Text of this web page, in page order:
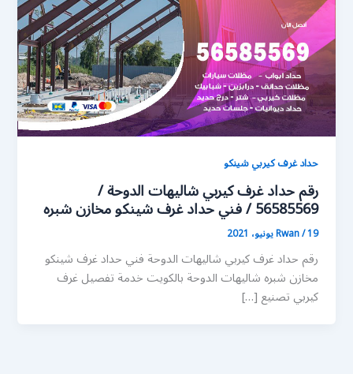
حداد غرف كيربي شينكو
رقم حداد غرف كيربي شاليهات الدوحة /
56585569 / فني حداد غرف شينكو مخازن شبره
Rwan/19 يونيو، 2021
رقم حداد غرف كيربي شاليهات الدوحة فني حداد غرف شينكو
مخازن شبره شاليهات الدوحة بالكويت خدمة تفصيل غرف
كيربي تصنيع […]